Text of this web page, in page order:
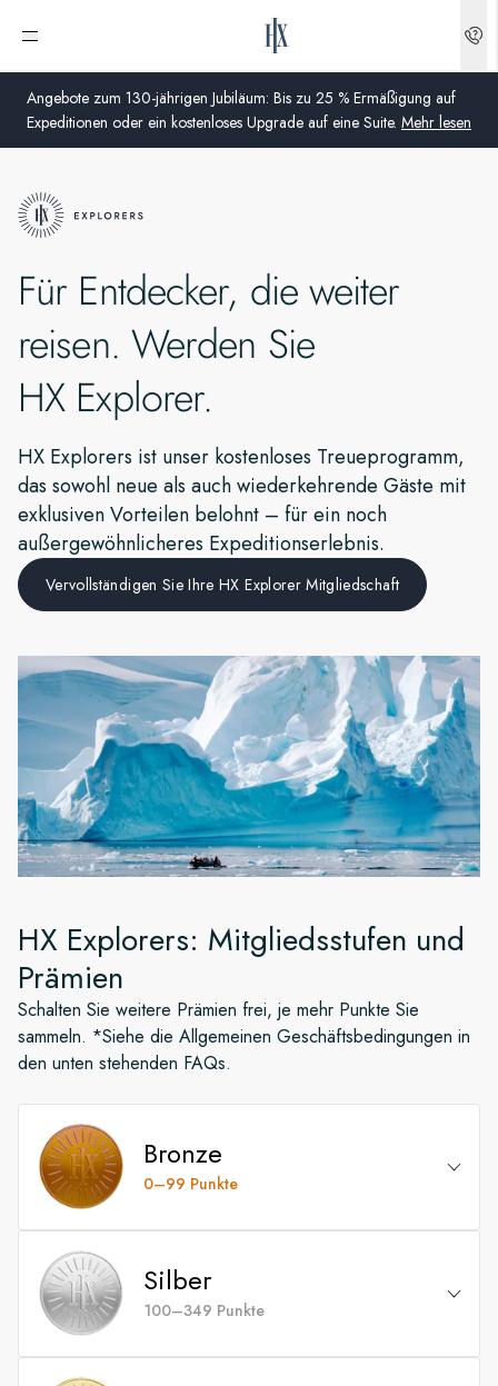
Angebote zum 130-jährigen Jubiläum: Bis zu 25 % Ermäßigung auf
Expeditionen oder ein kostenloses Upgrade auf eine Suite. Mehr lesen
Menü öffnen
Deutschland
Vereinigtes Königreich (England, Schottland, Wales und
Deutschland
Schweiz
Frankreich
Schweden
Norwegen
Für Entdecker, die weiter
reisen. Werden Sie
HX Explorer.
HX Explorers ist unser kostenloses Treueprogramm,
das sowohl neue als auch wiederkehrende Gäste mit
exklusiven Vorteilen belohnt – für ein noch
außergewöhnlicheres Expeditionserlebnis.
Vervollständigen Sie Ihre HX Explorer Mitgliedschaft
HX Explorers: Mitgliedsstufen und
Prämien
Schalten Sie weitere Prämien frei, je mehr Punkte Sie
sammeln. *Siehe die Allgemeinen Geschäftsbedingungen in
den unten stehenden FAQs.
Bronze
0–99 Punkte
Angebote, Produkte und exklusive Aktionen
Einladungen zu exklusiven Veranstaltungen und
Silber
100–349 Punkte